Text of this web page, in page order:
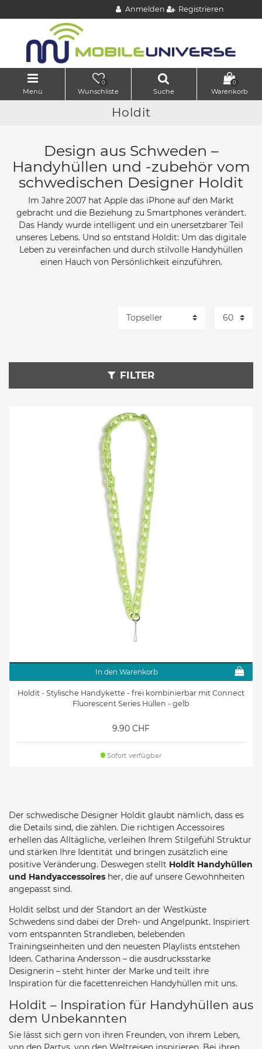
Anmelden Registrieren
Menü
0
Wunschliste Suche
0
Warenkorb
Holdit
Design aus Schweden –
Handyhüllen und -zubehör vom
schwedischen Designer Holdit
Im Jahre 2007 hat Apple das iPhone auf den Markt
gebracht und die Beziehung zu Smartphones verändert.
Das Handy wurde intelligent und ein unersetzbarer Teil
unseres Lebens. Und so entstand Holdit: Um das digitale
Leben zu vereinfachen und durch stilvolle Handyhüllen
einen Hauch von Persönlichkeit einzuführen.
FILTER
In den Warenkorb
Holdit - Stylische Handykette - frei kombinierbar mit Connect
Fluorescent Series Hüllen - gelb
9.90 CHF
Sofort verfügbar
Der schwedische Designer Holdit glaubt nämlich, dass es
die Details sind, die zählen. Die richtigen Accessoires
erhellen das Alltägliche, verleihen Ihrem Stilgefühl Struktur
und stärken Ihre Identität und bringen zusätzlich eine
positive Veränderung. Deswegen stellt Holdit Handyhüllen
und Handyaccessoires her, die auf unsere Gewohnheiten
angepasst sind.
Holdit selbst und der Standort an der Westküste
Schwedens sind dabei der Dreh- und Angelpunkt. Inspiriert
vom entspannten Strandleben, belebenden
Trainingseinheiten und den neuesten Playlists entstehen
Ideen. Catharina Andersson – die ausdrucksstarke
Designerin – steht hinter der Marke und teilt ihre
Inspiration für die facettenreichen Handyhüllen mit uns.
Holdit – Inspiration für Handyhüllen aus
dem Unbekannten
Sie lässt sich gern von ihren Freunden, von ihrem Leben,